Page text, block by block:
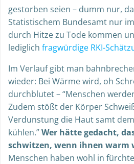
gestorben seien – dumm nur,
Statistischem Bundesamt nur
durch Hitze zu Tode kommen
lediglich fragwürdige RKI-
Im Verlauf gibt man
wieder: Bei Wärme wird, oh
durchblutet – “Menschen
Zudem stößt der Körper
Verdunstung die Haut samt
kühlen.”Wer hätte gedacht,
schwitzen, wenn ihnen warm
Menschen haben wohl in